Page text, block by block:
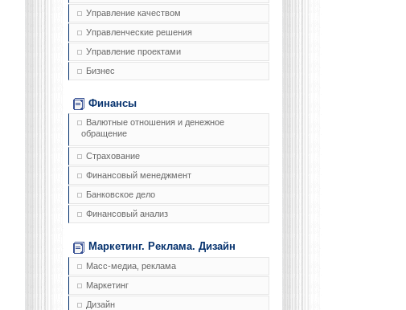
Управление качеством
Управленческие решения
Управление проектами
Бизнес
Финансы
Валютные отношения и денежное
обращение
Страхование
Финансовый менеджмент
Банковское дело
Финансовый анализ
Маркетинг. Реклама. Дизайн
Масс-медиа, реклама
Маркетинг
Дизайн